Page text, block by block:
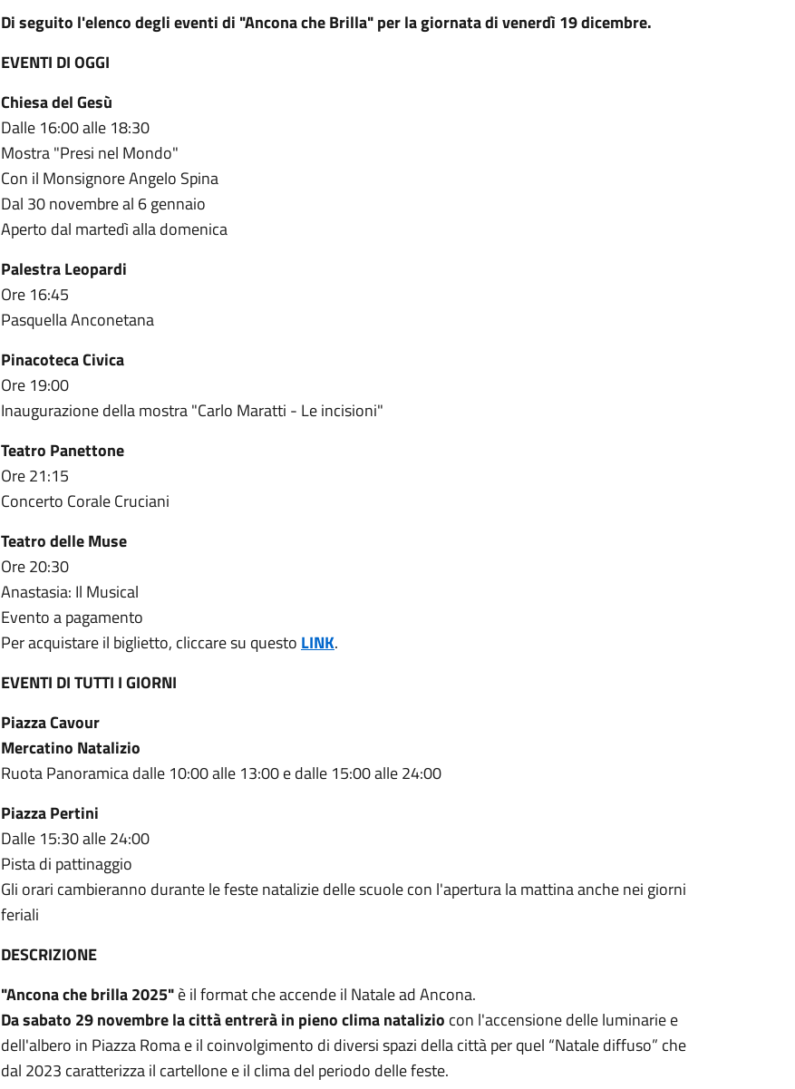
Di seguito l'elenco degli eventi di "Ancona che Brilla" per la giornata di venerdì 19 dicembre.
EVENTI DI OGGI
Chiesa del Gesù
Dalle 16:00 alle 18:30
Mostra "Presi nel Mondo"
Con il Monsignore Angelo Spina
Dal 30 novembre al 6 gennaio
Aperto dal martedì alla domenica
Palestra Leopardi
Ore 16:45
Pasquella Anconetana
Pinacoteca Civica
Ore 19:00
Inaugurazione della mostra "Carlo Maratti - Le incisioni"
Teatro Panettone
Ore 21:15
Concerto Corale Cruciani
Teatro delle Muse
Ore 20:30
Anastasia: Il Musical
Evento a pagamento
Per acquistare il biglietto, cliccare su questo LINK.
EVENTI DI TUTTI I GIORNI
Piazza Cavour
Mercatino Natalizio
Ruota Panoramica dalle 10:00 alle 13:00 e dalle 15:00 alle 24:00
Piazza Pertini
Dalle 15:30 alle 24:00
Pista di pattinaggio
Gli orari cambieranno durante le feste natalizie delle scuole con l'apertura la mattina anche nei giorni
feriali
DESCRIZIONE
"Ancona che brilla 2025"è il format che accende il Natale ad Ancona.
Da sabato 29 novembre la città entrerà in pieno clima natalizio con l'accensione delle luminarie e
dell'albero in Piazza Roma e il coinvolgimento di diversi spazi della città per quel “Natale diffuso” che
dal 2023 caratterizza il cartellone e il clima del periodo delle feste.